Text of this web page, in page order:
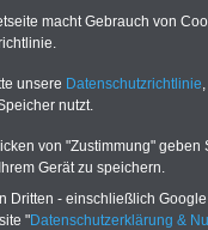
Übersicht
macht Gebrauch von
unsere Datenschutzrichtlinie
nutzt.
von "Zustimmung"
Gerät zu speichern.
Dritten - einschließlich
"Datenschutzerklärung &